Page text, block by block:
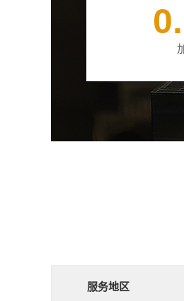
服务地区